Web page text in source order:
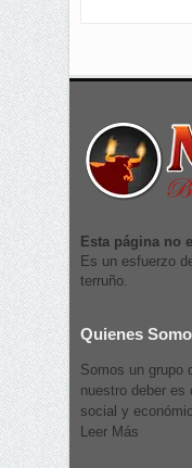
Esta página no
Es un esfuerzo
terruño.
Quienes
Somos un grupo
nuestro deber es
social y
Leer Más